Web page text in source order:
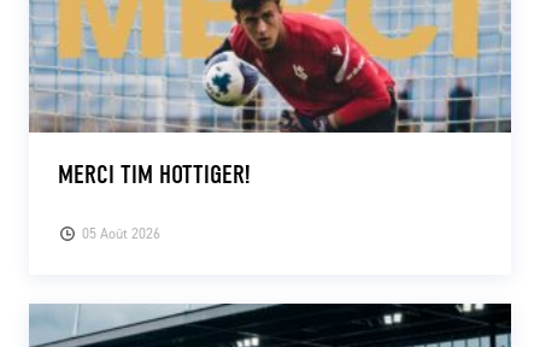
05 Août 2026
MERCI TIM HOTTIGER!